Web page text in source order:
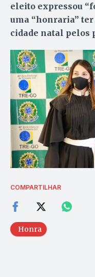
eleito expressou
uma “honraria”
cidade natal pelos
COMPARTILHAR
Honra